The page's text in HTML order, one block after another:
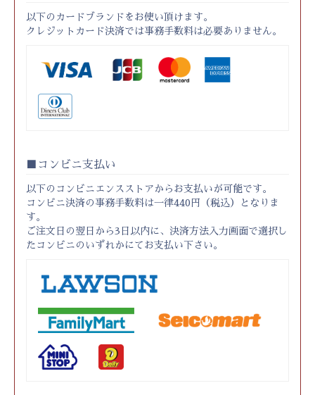
以下のカードブランドをお使い頂けます。
クレジットカード決済では事務手数料は必要ありません。
コンビニ支払い
以下のコンビニエンスストアからお支払いが可能です。
コンビニ決済の事務手数料は一律440円（税込）となりま
す。
ご注文日の翌日から3日以内に、決済方法入力画面で選択し
たコンビニのいずれかにてお支払い下さい。